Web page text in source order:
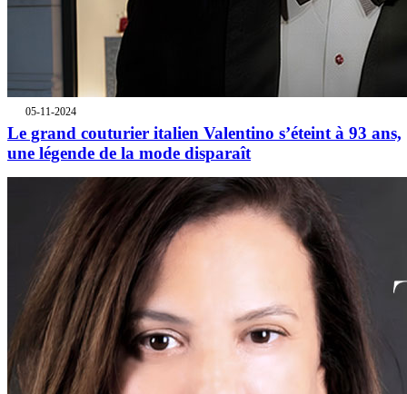
05-11-2024
Le grand couturier italien Valentino s’éteint à 93 ans,
une légende de la mode disparaît